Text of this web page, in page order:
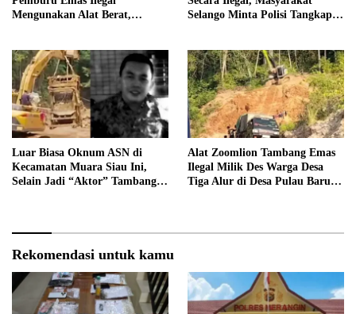
Mengunakan Alat Berat,
Terancam di Pecat
Selango Minta Polisi Tangkap
Luar Biasa Oknum ASN di
Kecamatan Muara Siau Ini,
Selain Jadi “Aktor” Tambang
Alat Zoomlion Tambang Emas
Ilegal Milik Des Warga Desa
Tiga Alur di Desa Pulau Baru
Rekomendasi untuk kamu